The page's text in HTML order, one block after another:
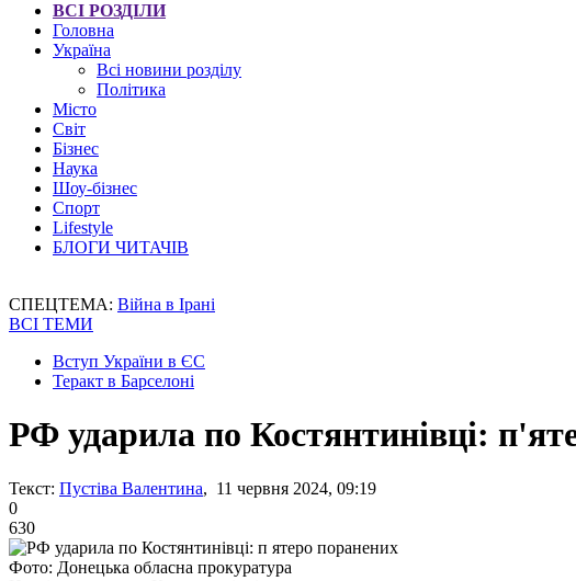
ВСІ РОЗДІЛИ
Головна
Україна
Всі новини розділу
Політика
Місто
Світ
Бізнес
Наука
Шоу-бізнес
Спорт
Lifestyle
БЛОГИ ЧИТАЧІВ
СПЕЦТЕМА: Війна в Ірані
ВСІ ТЕМИ
Вступ України в ЄС
Теракт в Барселоні
РФ ударила по Костянтинівці:
Текст: Пустіва Валентина, 11 червня 2024, 09:19
0
630
Фото: Донецька обласна прокуратура